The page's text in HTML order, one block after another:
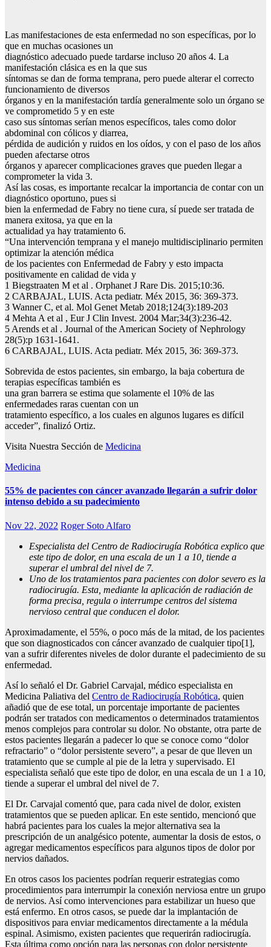
Las manifestaciones de esta enfermedad no son específicas, por lo
que en muchas ocasiones un
diagnóstico adecuado puede tardarse incluso 20 años 4. La
manifestación clásica es en la que sus
síntomas se dan de forma temprana, pero puede alterar el correcto
funcionamiento de diversos
órganos y en la manifestación tardía generalmente solo un órgano se
ve comprometido 5 y en este
caso sus síntomas serían menos específicos, tales como dolor
abdominal con cólicos y diarrea,
pérdida de audición y ruidos en los oídos, y con el paso de los años
pueden afectarse otros
órganos y aparecer complicaciones graves que pueden llegar a
comprometer la vida 3.
Así las cosas, es importante recalcar la importancia de contar con un
diagnóstico oportuno, pues si
bien la enfermedad de Fabry no tiene cura, sí puede ser tratada de
manera exitosa, ya que en la
actualidad ya hay tratamiento 6.
“Una intervención temprana y el manejo multidisciplinario permiten
optimizar la atención médica
de los pacientes con Enfermedad de Fabry y esto impacta
positivamente en calidad de vida y
1 Biegstraaten M et al . Orphanet J Rare Dis. 2015;10:36.
2 CARBAJAL, LUIS. Acta pediatr. Méx 2015, 36: 369-373.
3 Wanner C, et al. Mol Genet Metab 2018;124(3):189-203
4 Mehta A et al , Eur J Clin Invest. 2004 Mar;34(3):236-42.
5 Arends et al . Journal of the American Society of Nephrology
28(5):p 1631-1641.
6 CARBAJAL, LUIS. Acta pediatr. Méx 2015, 36: 369-373.
Sobrevida de estos pacientes, sin embargo, la baja cobertura de
terapias específicas también es
una gran barrera se estima que solamente el 10% de las
enfermedades raras cuentan con un
tratamiento específico, a los cuales en algunos lugares es difícil
acceder”, finalizó Ortiz.
Visita Nuestra Sección de Medicina
Medicina
55% de pacientes con cáncer avanzado llegarán a sufrir dolor
intenso debido a su padecimiento
Nov 22, 2022 Roger Soto Alfaro
Especialista del Centro de Radiocirugía Robótica explico que
este tipo de dolor, en una escala de un 1 a 10, tiende a
superar el umbral del nivel de 7.
Uno de los tratamientos para pacientes con dolor severo es la
radiocirugía. Esta, mediante la aplicación de radiación de
forma precisa, regula o interrumpe centros del sistema
nervioso central que conducen el dolor.
Aproximadamente, el 55%, o poco más de la mitad, de los pacientes
que son diagnosticados con cáncer avanzado de cualquier tipo[1],
van a sufrir diferentes niveles de dolor durante el padecimiento de su
enfermedad.
Así lo señaló el Dr. Gabriel Carvajal, médico especialista en
Medicina Paliativa del Centro de Radiocirugía Robótica, quien
añadió que de ese total, un porcentaje importante de pacientes
podrán ser tratados con medicamentos o determinados tratamientos
menos complejos para controlar su dolor. No obstante, otra parte de
estos pacientes llegarán a padecer lo que se conoce como “dolor
refractario” o “dolor persistente severo”, a pesar de que lleven un
tratamiento que se cumple al pie de la letra y supervisado. El
especialista señaló que este tipo de dolor, en una escala de un 1 a 10,
tiende a superar el umbral del nivel de 7.
El Dr. Carvajal comentó que, para cada nivel de dolor, existen
tratamientos que se pueden aplicar. En este sentido, mencionó que
habrá pacientes para los cuales la mejor alternativa sea la
prescripción de un analgésico potente, aumentar la dosis de estos, o
agregar medicamentos específicos para algunos tipos de dolor por
nervios dañados.
En otros casos los pacientes podrían requerir estrategias como
procedimientos para interrumpir la conexión nerviosa entre un grupo
de nervios. Así como intervenciones para estabilizar un hueso que
está enfermo. En otros casos, se puede dar la implantación de
dispositivos para enviar medicamentos directamente a la médula
espinal. Asimismo, existen pacientes que requerirán radiocirugía.
Esta última como opción para las personas con dolor persistente